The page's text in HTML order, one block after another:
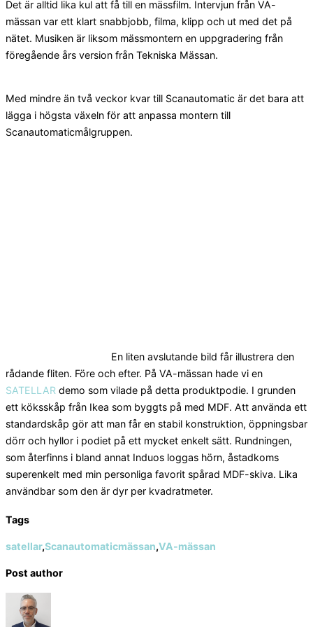
Det är alltid lika kul att få till en mässfilm. Intervjun från VA-
mässan var ett klart snabbjobb, filma, klipp och ut med det på
nätet. Musiken är liksom mässmontern en uppgradering från
föregående års version från Tekniska Mässan.
Med mindre än två veckor kvar till Scanautomatic är det bara att
lägga i högsta växeln för att anpassa montern till
Scanautomaticmålgruppen.
En liten avslutande bild får illustrera den
rådande fliten. Före och efter. På VA-mässan hade vi en
SATELLAR demo som vilade på detta produktpodie. I grunden
ett köksskåp från Ikea som byggts på med MDF. Att använda ett
standardskåp gör att man får en stabil konstruktion, öppningsbar
dörr och hyllor i podiet på ett mycket enkelt sätt. Rundningen,
som återfinns i bland annat Induos loggas hörn, åstadkoms
superenkelt med min personliga favorit spårad MDF-skiva. Lika
användbar som den är dyr per kvadratmeter.
Tags
satellar,Scanautomaticmässan,VA-mässan
Post author